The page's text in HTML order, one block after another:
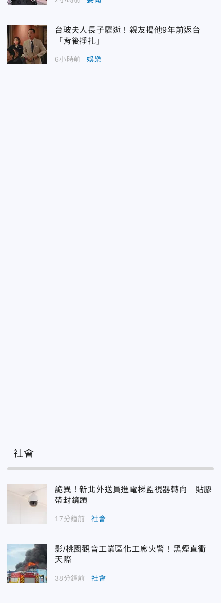
台玻夫人長子驟逝！親友揭他9年前返台
「背後掙扎」
6小時前 娛樂
社會
詭異！新北外送員進電梯監視器轉向 貼膠
帶封鏡頭
17分鐘前 社會
影/桃園觀音工業區化工廠火警！黑煙直衝
天際
38分鐘前 社會